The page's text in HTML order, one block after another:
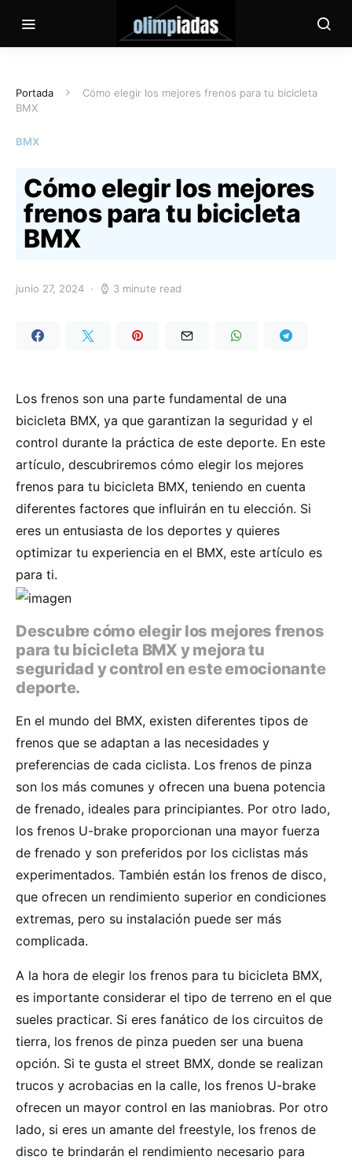
Portada
Cómo elegir los mejores frenos para tu bicicleta
BMX
BMX
Cómo elegir los mejores
frenos para tu bicicleta
BMX
junio 27, 2024 3 minute read
Los frenos son una parte fundamental de una
bicicleta BMX, ya que garantizan la seguridad y el
control durante la práctica de este deporte. En este
artículo, descubriremos cómo elegir los mejores
frenos para tu bicicleta BMX, teniendo en cuenta
diferentes factores que influirán en tu elección. Si
eres un entusiasta de los deportes y quieres
optimizar tu experiencia en el BMX, este artículo es
para ti.
Descubre cómo elegir los mejores frenos
para tu bicicleta BMX y mejora tu
seguridad y control en este emocionante
deporte.
En el mundo del BMX, existen diferentes tipos de
frenos que se adaptan a las necesidades y
preferencias de cada ciclista. Los frenos de pinza
son los más comunes y ofrecen una buena potencia
de frenado, ideales para principiantes. Por otro lado,
los frenos U-brake proporcionan una mayor fuerza
de frenado y son preferidos por los ciclistas más
experimentados. También están los frenos de disco,
que ofrecen un rendimiento superior en condiciones
extremas, pero su instalación puede ser más
complicada.
A la hora de elegir los frenos para tu bicicleta BMX,
es importante considerar el tipo de terreno en el que
sueles practicar. Si eres fanático de los circuitos de
tierra, los frenos de pinza pueden ser una buena
opción. Si te gusta el street BMX, donde se realizan
trucos y acrobacias en la calle, los frenos U-brake
ofrecen un mayor control en las maniobras. Por otro
lado, si eres un amante del freestyle, los frenos de
disco te brindarán el rendimiento necesario para